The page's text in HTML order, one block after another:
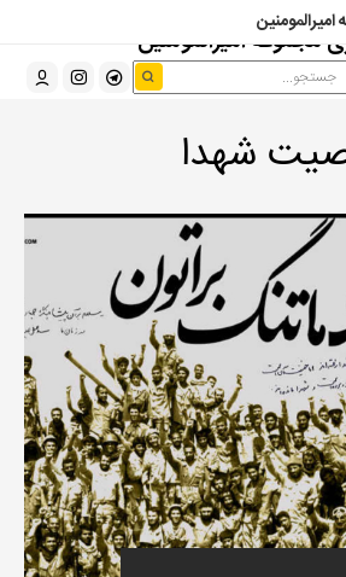
مجموعه امیرالمومنین
شهدا